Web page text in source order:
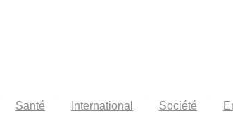
Santé International Société